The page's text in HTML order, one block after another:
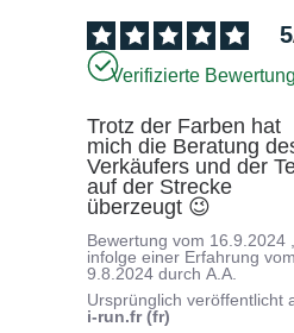
5
Verifizierte
Trotz der Farben hat
mich die Beratung
Verkäufers und der
auf der Strecke
überzeugt 😉
Bewertung vom 16.9.2024
infolge einer Erfahrung
9.8.2024 durchA.A.
Ursprünglich veröffentlicht
i-run.fr (fr)